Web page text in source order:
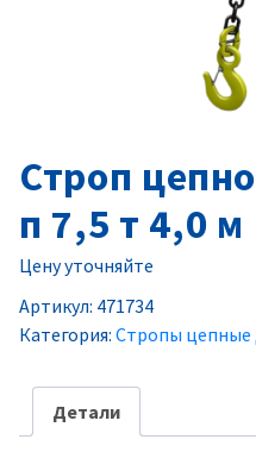
Строп
п 7,5 т 4,0 м
Цену уточняйте
Артикул: 471734
Категория: Стропы цепные
Детали